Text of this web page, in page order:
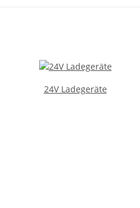
24V Ladegeräte